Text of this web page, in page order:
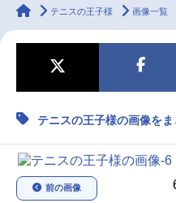
ラジオ みんなの声
マンガ・ラノベ ゲーム・アプリ
2.5次元 配信・Vtuber
最新記事一覧
アニメ記事一覧
animateTimes
テニスの王子様 画像一覧
テニスの王子様の画像を
前の画像